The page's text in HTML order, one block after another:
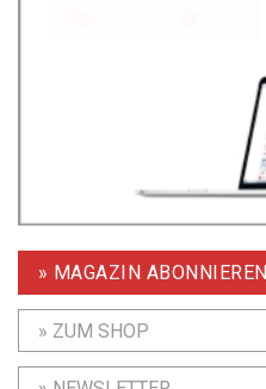
» MAGAZIN ABONNIEREN
» ZUM SHOP